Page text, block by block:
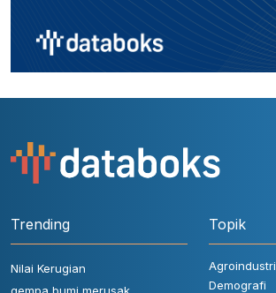
Trending
Nilai Kerugian
Topik
Agroindustri
Demografi